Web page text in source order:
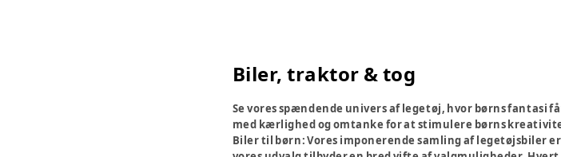
Biler, traktor & tog
Se vores spændende univers af legetøj, hvor børns fantasi
med kærlighed og omtanke for at stimulere børns
Biler til børn:Vores imponerende samling af legetøjsbiler